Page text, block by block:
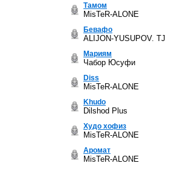
Тамом
MisTeR-ALONE
Бевафо
ALIJON-YUSUPOV. TJ
Мариям
Чабор Юсуфи
Diss
MisTeR-ALONE
Khudo
Dilshod Plus
Худо хофиз
MisTeR-ALONE
Аромат
MisTeR-ALONE